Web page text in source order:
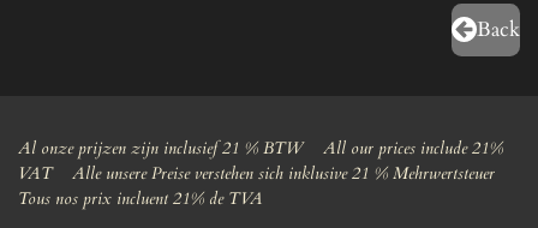
Back
Al onze prijzen zijn inclusief 21 % BTW All our prices include 21%
VAT Alle unsere Preise verstehen sich inklusive 21 % Mehrwertsteuer
Tous nos prix incluent 21% de TVA